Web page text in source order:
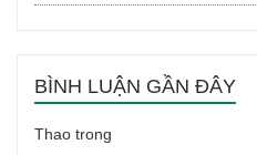
BÌNH LUẬN GẦN ĐÂY
Thao trong